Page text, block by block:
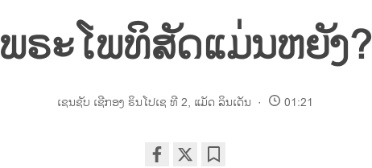
ພຣະໂພທິສັດແມ່ນຫຍັງ?
ເຊນຊັບ ເຊີກອງ ຣິນໂປເຊ ທີ 2, ແມັດ ລິນເດັນ 01:21